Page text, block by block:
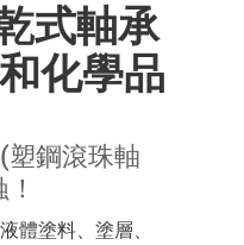
式軸承
化學品
鋼滾珠軸
體塗料、塗層、